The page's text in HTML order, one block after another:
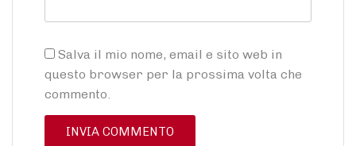
Salva il mio nome, email e sito web in
questo browser per la prossima volta che
commento.